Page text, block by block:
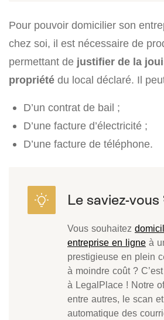
Pour pouvoir domicilier son
chez soi, il est nécessaire de
permettant de justifier de la
propriété du local déclaré. Il
D’un contrat de bail ;
D’une facture d’électricité ;
D’une facture de téléphone.
Vous souhaitez
entreprise en ligne à
prestigieuse en plein
à moindre coût ?
à LegalPlace ! Notre
entre autres, le scan
automatique des